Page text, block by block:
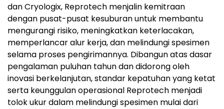
dan Cryologix, Reprotech menjalin kemitraan
dengan pusat-pusat kesuburan untuk membantu
mengurangi risiko, meningkatkan keterlacakan,
memperlancar alur kerja, dan melindungi spesimen
selama proses pengirimannya. Dibangun atas dasar
pengalaman puluhan tahun dan didorong oleh
inovasi berkelanjutan, standar kepatuhan yang ketat
serta keunggulan operasional Reprotech menjadi
tolok ukur dalam melindungi spesimen mulai dari